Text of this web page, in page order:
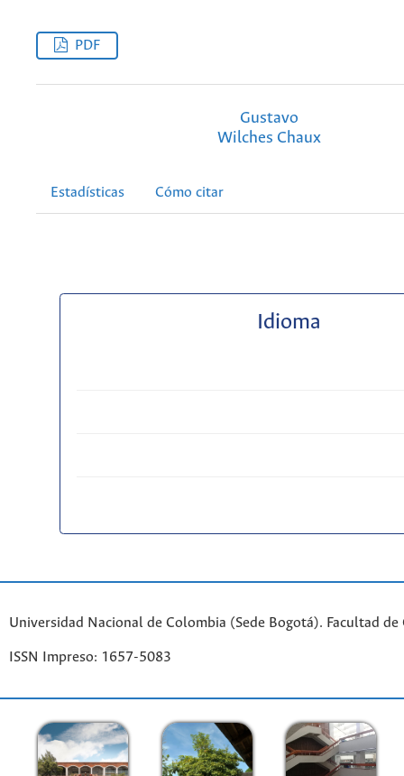
PDF
Gustavo
Wilches Chaux
Estadísticas Cómo citar
Idioma
Universidad Nacional de Colombia (Sede Bogotá). Facultad de
ISSN Impreso: 1657-5083